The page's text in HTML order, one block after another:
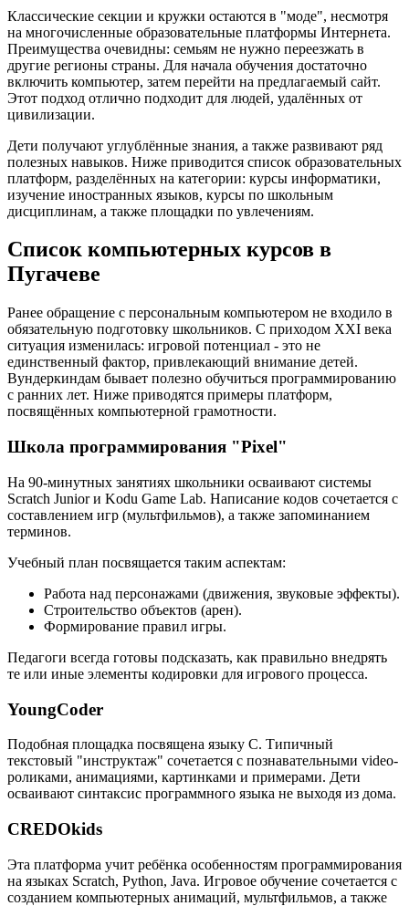
Классические секции и кружки остаются в "моде", несмотря
на многочисленные образовательные платформы Интернета.
Преимущества очевидны: семьям не нужно переезжать в
другие регионы страны. Для начала обучения достаточно
включить компьютер, затем перейти на предлагаемый сайт.
Этот подход отлично подходит для людей, удалённых от
цивилизации.
Дети получают углублённые знания, а также развивают ряд
полезных навыков. Ниже приводится список образовательных
платформ, разделённых на категории: курсы информатики,
изучение иностранных языков, курсы по школьным
дисциплинам, а также площадки по увлечениям.
Список компьютерных курсов в
Пугачеве
Ранее обращение с персональным компьютером не входило в
обязательную подготовку школьников. С приходом XXI века
ситуация изменилась: игровой потенциал - это не
единственный фактор, привлекающий внимание детей.
Вундеркиндам бывает полезно обучиться программированию
с ранних лет. Ниже приводятся примеры платформ,
посвящённых компьютерной грамотности.
Школа программирования "Pixel"
На 90-минутных занятиях школьники осваивают системы
Scratch Junior и Kodu Game Lab. Написание кодов сочетается с
составлением игр (мультфильмов), а также запоминанием
терминов.
Учебный план посвящается таким аспектам:
Работа над персонажами (движения, звуковые эффекты).
Строительство объектов (арен).
Формирование правил игры.
Педагоги всегда готовы подсказать, как правильно внедрять
те или иные элементы кодировки для игрового процесса.
YoungCoder
Подобная площадка посвящена языку C. Типичный
текстовый "инструктаж" сочетается с познавательными video-
роликами, анимациями, картинками и примерами. Дети
осваивают синтаксис программного языка не выходя из дома.
CREDOkids
Эта платформа учит ребёнка особенностям программирования
на языках Scratch, Python, Java. Игровое обучение сочетается с
созданием компьютерных анимаций, мультфильмов, а также